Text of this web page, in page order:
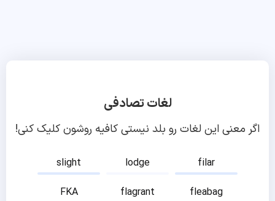
لغات تصادفی
اگر معنی این لغات رو بلد نیستی کافیه روشون کلیک کنی!
slight lodge
filar
FKA
flagrant
fleabag